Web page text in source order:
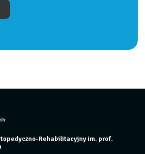
Rehabilitacyjny im. prof.